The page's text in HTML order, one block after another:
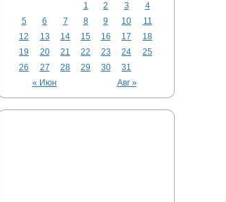
« Июн Авг »
1 2 3
4
5
6 7 8 9 10
11
12
13 14 15 16 17
18
19
20 21 22 23 24
25
26
27 28 29 30 31